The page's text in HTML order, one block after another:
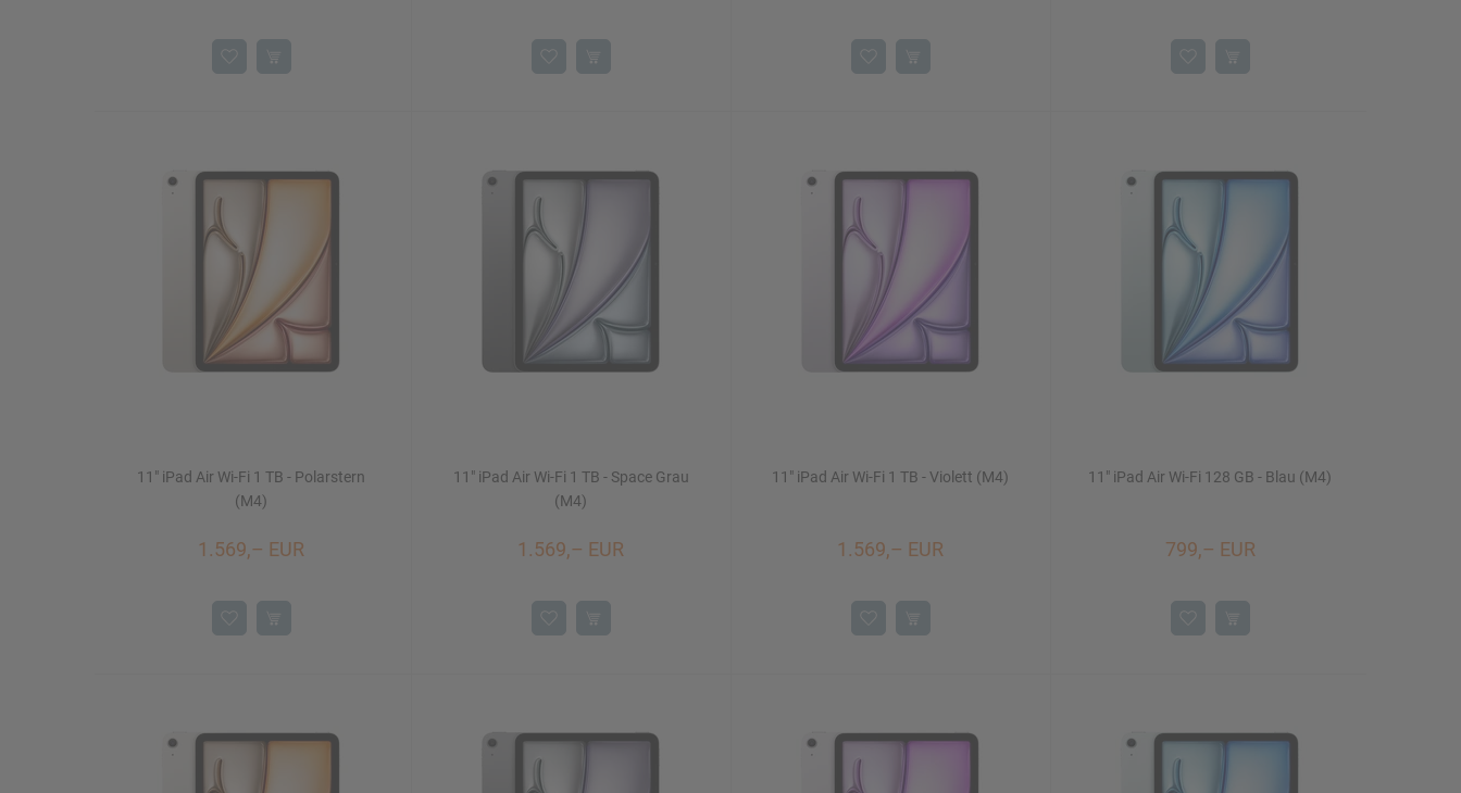
11" iPad Air Wi-Fi 1 TB - Polarstern
(M4)
1.569,– EUR
11" iPad Air Wi-Fi 1 TB - Space Grau
(M4)
1.569,– EUR
11" iPad Air Wi-Fi 1 TB - Violett (M4)
1.569,– EUR
11" iPad Air Wi-Fi 128 GB - Blau (M4)
799,– EUR